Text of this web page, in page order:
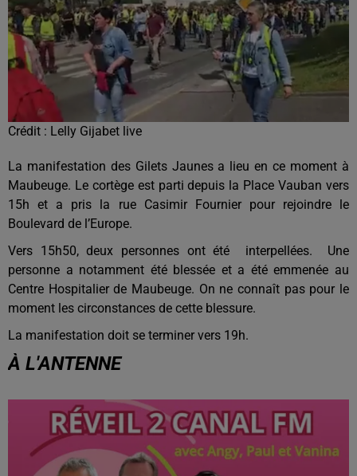
Crédit : Lelly Gijabet live
La manifestation des Gilets Jaunes a lieu en ce moment à
Maubeuge. Le cortège est parti depuis la Place Vauban vers
15h et a pris la rue Casimir Fournier pour rejoindre le
Boulevard de l’Europe.
Vers 15h50, deux personnes ont été interpellées. Une
personne a notamment été blessée et a été emmenée au
Centre Hospitalier de Maubeuge. On ne connaît pas pour le
moment les circonstances de cette blessure.
La manifestation doit se terminer vers 19h.
À L'ANTENNE